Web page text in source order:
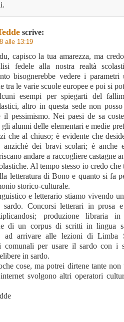
scrive:
alle 13:19
capisco la tua amarezza, ma
fedele alla nostra realtà
bisognerebbe vedere i
tra le varie scuole europee e poi si
esempi per spiegarti del
altro in questa sede non
il pessimismo. Nei paesi de sa
gli alunni delle elementari e medie
che al chiuso; è evidente che
dei bravi scolari; è anche
andare a raccogliere castagne
Al tempo stesso io credo che
letteratura di Bono e quanto si fa
storico-culturale.
e letterario stiamo vivendo
sardo. Concorsi letterari in prosa
produzione libraria
di un corpus di scritti in lingua
ad arrivare alle lezioni di Limba
comunali per usare il sardo con i
in sardo.
cose, ma potrei dirtene tante
svolgono altri operatori